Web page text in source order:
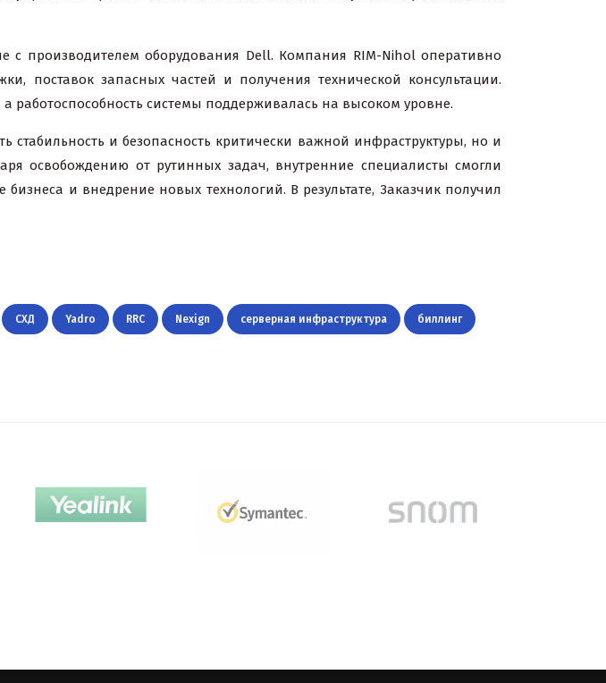
с производителем оборудования Dell. Компания RIM-Nihol оперативно
поставок запасных частей и получения технической консультации.
работоспособность системы поддерживалась на высоком уровне.
стабильность и безопасность критически важной инфраструктуры, но и
освобождению от рутинных задач, внутренние специалисты смогли
и внедрение новых технологий. В результате, Заказчик получил
СХД Yadro RRC Nexign серверная инфраструктура биллинг